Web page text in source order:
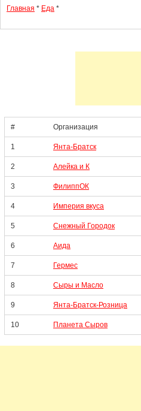
Главная * Еда *
# Организация
1 Янта-Братск
2 Алейка и К
3 ФилиппОК
4 Империя вкуса
5 Снежный Городок
6 Аида
7 Гермес
8 Сыры и Масло
9 Янта-Братск-Розница
10 Планета Сыров